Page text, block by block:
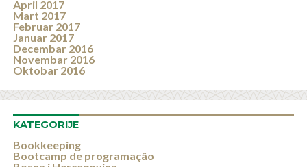
April 2017
Mart 2017
Februar 2017
Januar 2017
Decembar 2016
Novembar 2016
Oktobar 2016
KATEGORIJE
Bookkeeping
Bootcamp de programação